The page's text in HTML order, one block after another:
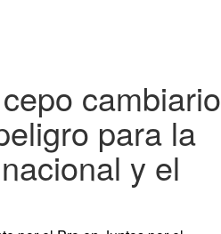
cambiario
para la
y el